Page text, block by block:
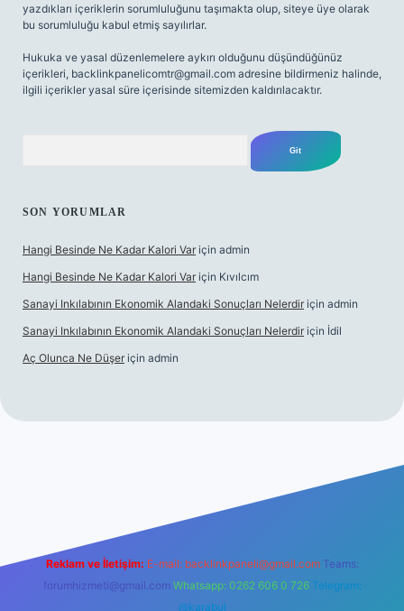
yazdıkları içeriklerin sorumluluğunu taşımakta olup, siteye üye olarak
bu sorumluluğu kabul etmiş sayılırlar.
Hukuka ve yasal düzenlemelere aykırı olduğunu düşündüğünüz
içerikleri, backlinkpanelicomtr@gmail.com adresine bildirmeniz halinde,
ilgili içerikler yasal süre içerisinde sitemizden kaldırılacaktır.
SON YORUMLAR
Hangi Besinde Ne Kadar Kalori Var için admin
Hangi Besinde Ne Kadar Kalori Var için Kıvılcım
Sanayi Inkılabının Ekonomik Alandaki Sonuçları Nelerdir için admin
Sanayi Inkılabının Ekonomik Alandaki Sonuçları Nelerdir için İdil
Aç Olunca Ne Düşer için admin
Reklam ve İletişim: E-mail: backlinkpaneli@gmail.com Teams:
forumhizmeti@gmail.com Whatsapp: 0262 606 0 726 Telegram:
@karabul